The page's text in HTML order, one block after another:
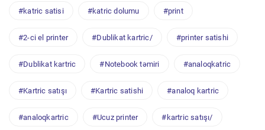
#katric satisi #katric dolumu #print
#2-ci el printer #Dublikat kartric/ #printer satishi
#Dublikat kartric #Notebook təmiri #analoqkatric
#Kartric satışı #Kartric satishi #analoq kartric
#analoqkartric #Ucuz printer #kartric satışı/